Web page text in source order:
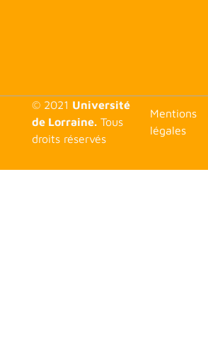
© 2021 Université
de Lorraine.Tous
droits réservés
<none>
Mentions
légales